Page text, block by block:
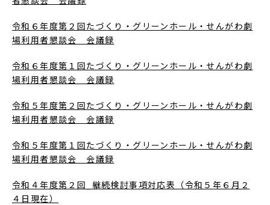
令和６年度第２回たづくり・グリーンホール・せんがわ劇
場利用者懇談会 会議録
令和６年度第１回たづくり・グリーンホール・せんがわ劇
場利用者懇談会 会議録
令和５年度第２回たづくり・グリーンホール・せんがわ劇
場利用者懇談会 会議録
令和５年度第１回たづくり・グリーンホール・せんがわ劇
場利用者懇談会 会議録
令和４年度第２回_継続検討事項対応表（令和５年６月２
４日現在）